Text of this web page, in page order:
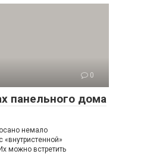
0
панельного дома
немало
можно встретить